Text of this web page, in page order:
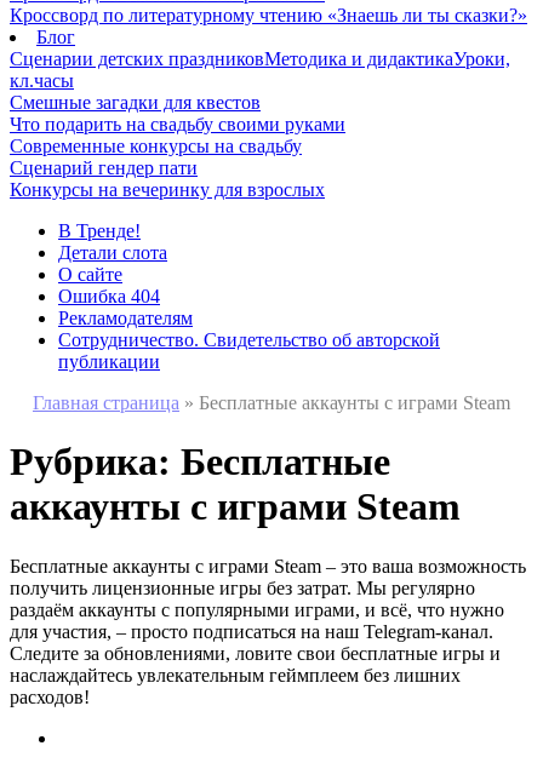
Кроссворд по литературному чтению «Знаешь ли ты сказки?»
Блог
Сценарии детских праздниковМетодика и дидактикаУроки,
кл.часы
Смешные загадки для квестов
Что подарить на свадьбу своими руками
Современные конкурсы на свадьбу
Сценарий гендер пати
Конкурсы на вечеринку для взрослых
В Тренде!
Детали слота
О сайте
Ошибка 404
Рекламодателям
Сотрудничество. Свидетельство об авторской
публикации
Главная страница » Бесплатные аккаунты с играми Steam
Рубрика: Бесплатные
аккаунты с играми Steam
Бесплатные аккаунты с играми Steam – это ваша возможность
получить лицензионные игры без затрат. Мы регулярно
раздаём аккаунты с популярными играми, и всё, что нужно
для участия, – просто подписаться на наш Telegram-канал.
Следите за обновлениями, ловите свои бесплатные игры и
наслаждайтесь увлекательным геймплеем без лишних
расходов!